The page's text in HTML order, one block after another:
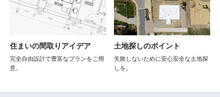
住まいの間取りアイデア
完全自由設計で豊富なプランをご用
意。
土地探しのポイント
失敗しないために安心安全な土地探
しを。